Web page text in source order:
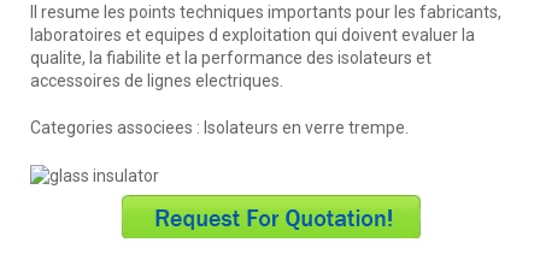
Il resume les points techniques importants pour les fabricants,
laboratoires et equipes d exploitation qui doivent evaluer la
qualite, la fiabilite et la performance des isolateurs et
accessoires de lignes electriques.
Categories associees : Isolateurs en verre trempe.